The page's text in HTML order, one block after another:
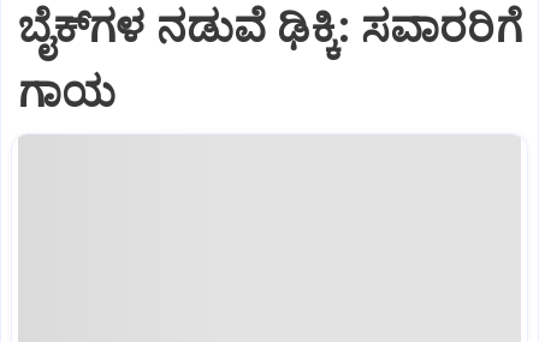
ಬೈಕ್‌ಗಳ ನಡುವೆ ಢಿಕ್ಕಿ: ಸವಾರರಿಗೆ
ಗಾಯ